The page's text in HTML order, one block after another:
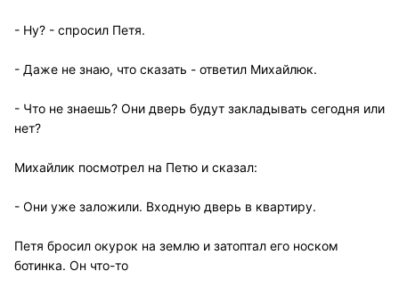
- Ну? - спросил Петя.
- Даже не знаю, что сказать - ответил Михайлюк.
- Что не знаешь? Они дверь будут закладывать сегодня или
нет?
Михайлик посмотрел на Петю и сказал:
- Они уже заложили. Входную дверь в квартиру.
Петя бросил окурок на землю и затоптал его носком
ботинка. Он что-то